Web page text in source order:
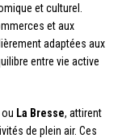
et culturel.
et aux
adaptées aux
entre vie active
ou La Bresse, attirent
de plein air. Ces